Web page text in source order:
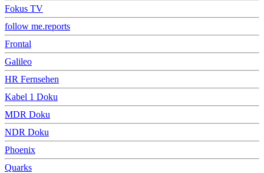
Fokus TV
follow me.reports
Frontal
Galileo
HR Fernsehen
Kabel 1 Doku
MDR Doku
NDR Doku
Phoenix
Quarks